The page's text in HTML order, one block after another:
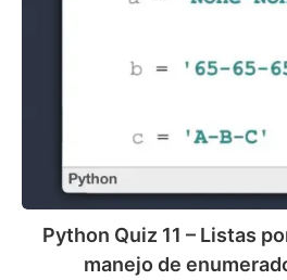
en
Python Quiz 11 – Listas
manejo de